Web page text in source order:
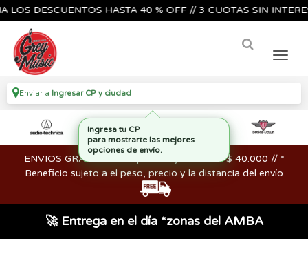
DESCUENTOS HASTA 40 % OFF // 3 CUOTAS SIN
Enviar a Ingresar CP y ciudad
ENVIOS GRATIS en compras mayores a los $ 40.000 // *
Beneficio sujeto a el peso, precio y la distancia del envío
🚀 Entrega en el día *zonas del AMBA